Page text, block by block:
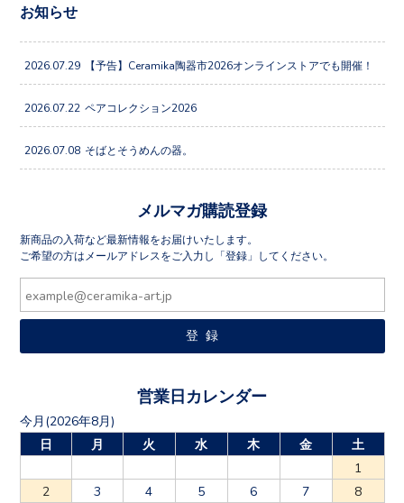
お知らせ
2026.07.29 【予告】Ceramika陶器市2026オンラインストアでも開催！
2026.07.22 ペアコレクション2026
2026.07.08 そばとそうめんの器。
メルマガ購読登録
新商品の入荷など最新情報をお届けいたします。
ご希望の方はメールアドレスをご入力し「登録」してください。
営業日カレンダー
今月(2026年8月)
日
月 火 水 木 金
土
1
2
3 4 5 6 7
8